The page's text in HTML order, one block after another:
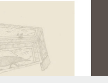
in a Coffin